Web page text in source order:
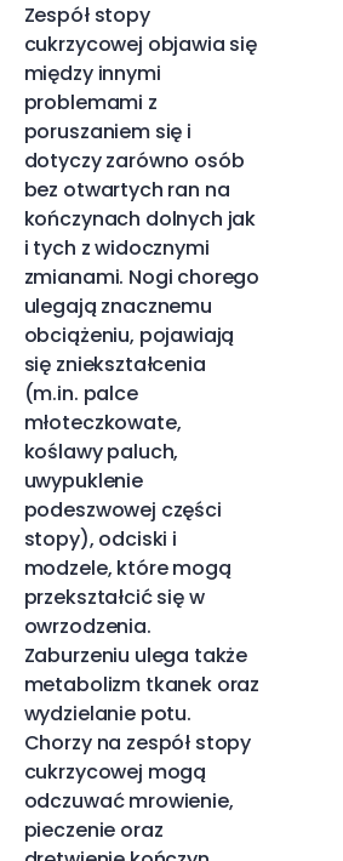
Zespół stopy
cukrzycowej objawia się
między innymi
problemami z
poruszaniem się i
dotyczy zarówno osób
bez otwartych ran na
kończynach dolnych jak
i tych z widocznymi
zmianami. Nogi chorego
ulegają znacznemu
obciążeniu, pojawiają
się zniekształcenia
(m.in. palce
młoteczkowate,
koślawy paluch,
uwypuklenie
podeszwowej części
stopy), odciski i
modzele, które mogą
przekształcić się w
owrzodzenia.
Zaburzeniu ulega także
metabolizm tkanek oraz
wydzielanie potu.
Chorzy na zespół stopy
cukrzycowej mogą
odczuwać mrowienie,
pieczenie oraz